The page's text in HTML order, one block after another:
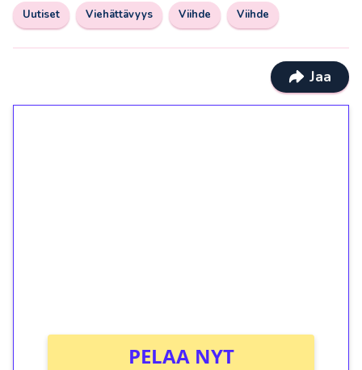
Uutiset Viehättävyys Viihde Viihde
Jaa
PELAA NYT